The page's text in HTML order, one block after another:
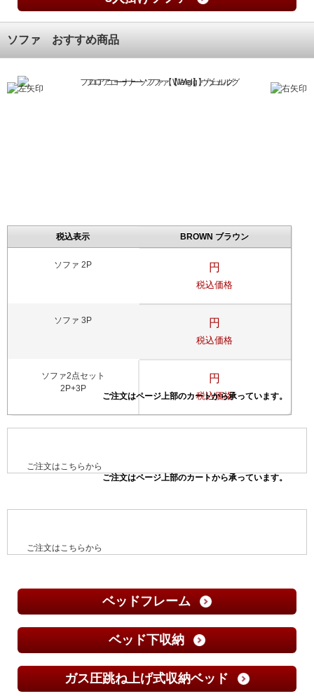
ソファ おすすめ商品
フロアコーナーソファ【Welg】ヴェルグ
税込表示 BROWN ブラウン
ソファ 2P 円
税込価格
ソファ 3P 円
税込価格
ソファ2点セット
2P+3P
円
税込価格
ご注文はこちらから
ご注文はこちらから
ベッドフレーム
ベッド下収納
ガス圧跳ね上げ式収納ベッド